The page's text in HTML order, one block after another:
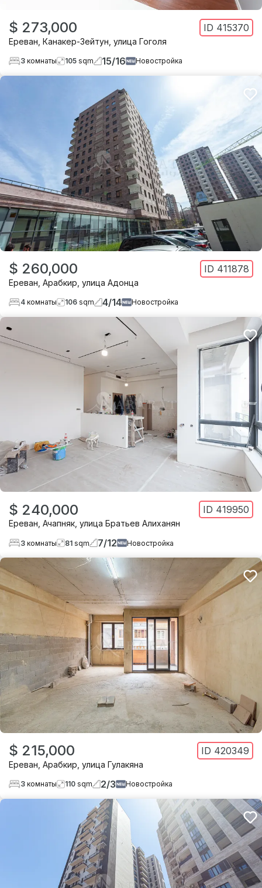
$ 273,000 ID 415370
Ереван Канакер-Зейтун улица Гоголя
3 комнаты 105 sqm 15/16 Новостройка
$ 260,000 ID 411878
Ереван Арабкир улица Адонца
4 комнаты 106 sqm 4/14 Новостройка
$ 240,000 ID 419950
Ереван Ачапняк улица Братьев Алиханян
3 комнаты 81 sqm 7/12 Новостройка
$ 215,000 ID 420349
Ереван Арабкир улица Гулакяна
3 комнаты 110 sqm 2/3 Новостройка